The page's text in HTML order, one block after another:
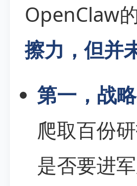
OpenClaw
擦力，但并
第一，战
爬取百份
是否要进